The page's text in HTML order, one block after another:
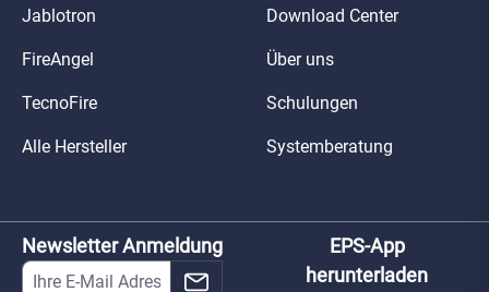
Jablotron
FireAngel
TecnoFire
Alle Hersteller
Download Center
Über uns
Schulungen
Systemberatung
Newsletter Anmeldung
EPS-App
herunterladen